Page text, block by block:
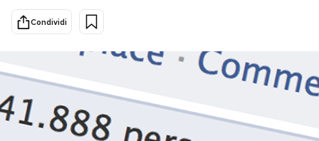
Scienza
Cultura
Economia
Altrecose
Mondiali calcio 2026
PODCAST
Condividi